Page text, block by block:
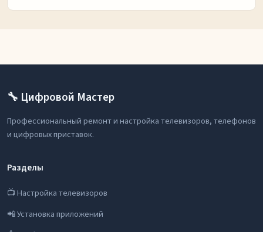
🔧 Цифровой Мастер
Профессиональный ремонт и настройка телевизоров, телефонов
и цифровых приставок.
Разделы
📺 Настройка телевизоров
📲 Установка приложений